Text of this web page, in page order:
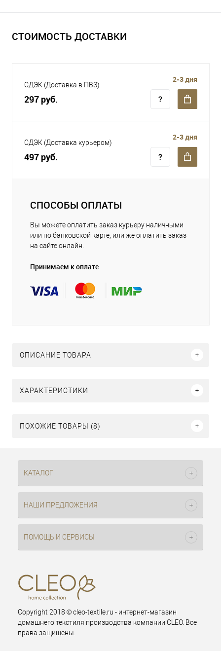
СТОИМОСТЬ ДОСТАВКИ
СДЭК (Доставка в ПВЗ)
297 руб.
2-3 дня
СДЭК (Доставка курьером)
497 руб.
2-3 дня
СПОСОБЫ ОПЛАТЫ
Вы можете оплатить заказ курьеру наличными
или по банковской карте, или же оплатить заказ
на сайте онлайн.
Принимаем к оплате
ОПИСАНИЕ ТОВАРА
ХАРАКТЕРИСТИКИ
ПОХОЖИЕ ТОВАРЫ (8)
КАТАЛОГ
НАШИ ПРЕДЛОЖЕНИЯ
ПОМОЩЬ И СЕРВИСЫ
Copyright 2018 © cleo-textile.ru - интернет-магазин
домашнего текстиля производства компании CLEO. Все
права защищены.